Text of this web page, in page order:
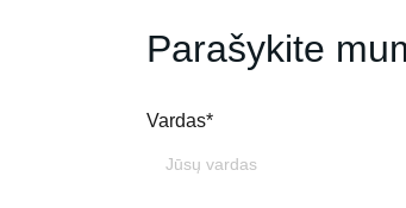
Parašykite
Vardas*